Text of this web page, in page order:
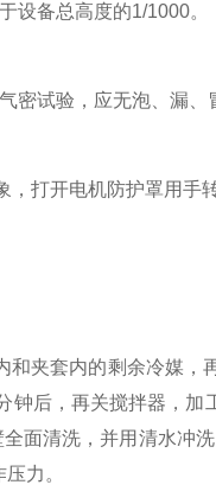
备总高度的1/1000。
试验，应无泡、漏、
开电机防护罩用手
套内的剩余冷媒，
后，再关搅拌器，
面清洗，并用清水冲
力。